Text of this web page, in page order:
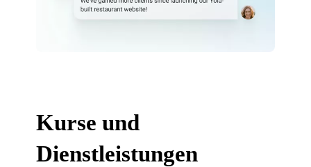
Kurse und
Dienstleistungen